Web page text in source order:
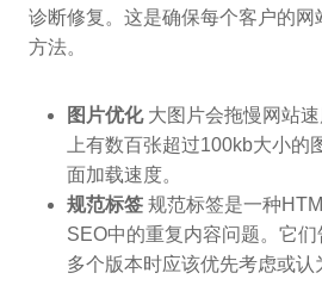
诊断修复。这是确保每个客户的网
方法。
图片优化大图片会拖慢网站
上有数百张超过100kb大小的
面加载速度。
规范标签 规范标签是一种
SEO中的重复内容问题。它
多个版本时应该优先考虑或认